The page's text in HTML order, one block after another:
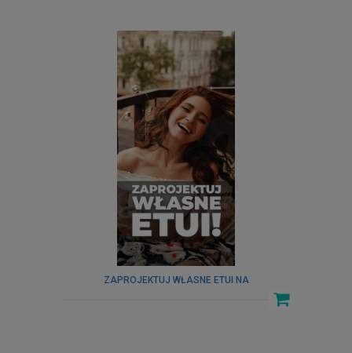
ZAPROJEKTUJ WŁASNE ETUI NA